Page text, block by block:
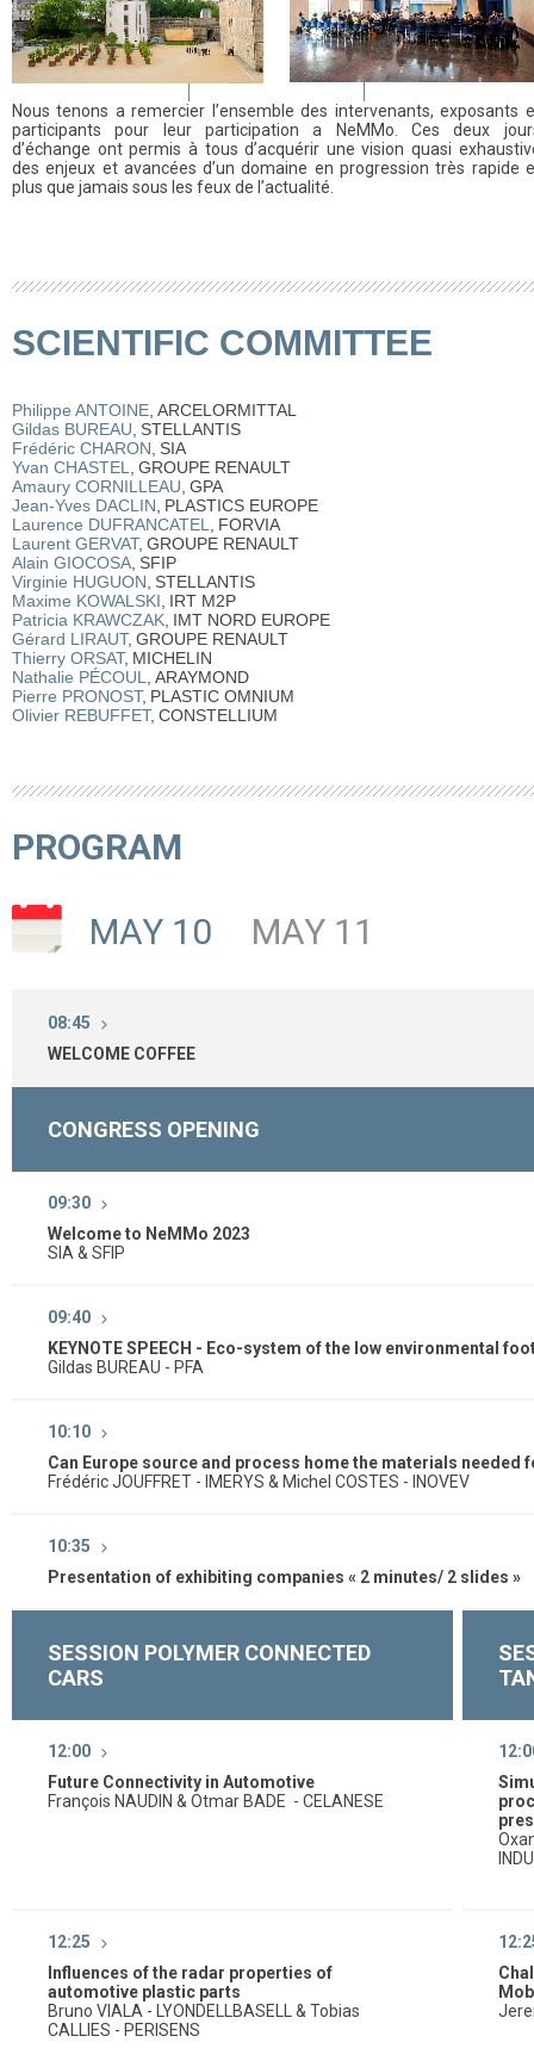
Nous tenons a remercier l’ensemble des intervenants, exposants
participants pour leur participation a NeMMo. Ces deux
d’échange ont permis à tous d’acquérir une vision quasi
des enjeux et avancées d’un domaine en progression très rapide
plus que jamais sous les feux de l’actualité.
SCIENTIFIC COMMITTEE
Philippe ANTOINE, ARCELORMITTAL
Gildas BUREAU, STELLANTIS
Frédéric CHARON, SIA
Yvan CHASTEL, GROUPE RENAULT
Amaury CORNILLEAU, GPA
Jean-Yves DACLIN, PLASTICS EUROPE
Laurence DUFRANCATEL, FORVIA
Laurent GERVAT, GROUPE RENAULT
Alain GIOCOSA, SFIP
Virginie HUGUON, STELLANTIS
Maxime KOWALSKI, IRT M2P
Patricia KRAWCZAK, IMT NORD EUROPE
Gérard LIRAUT, GROUPE RENAULT
Thierry ORSAT, MICHELIN
Nathalie PÉCOUL, ARAYMOND
Pierre PRONOST, PLASTIC OMNIUM
Olivier REBUFFET, CONSTELLIUM
PROGRAM
MAY 10 MAY 11
08:45
WELCOME COFFEE
CONGRESS OPENING
09:30
Welcome to NeMMo 2023
SIA & SFIP
09:40
KEYNOTE SPEECH - Eco-system of the low environmental
Gildas BUREAU - PFA
10:10
Can Europe source and process home the materials needed
Frédéric JOUFFRET - IMERYS & Michel COSTES - INOVEV
10:35
Presentation of exhibiting companies « 2 minutes/ 2 slides »
SESSION POLYMER CONNECTED
CARS
12:00
Future Connectivity in Automotive
François NAUDIN & Otmar BADE - CELANESE
12:25
Influences of the radar properties of
automotive plastic parts
Bruno VIALA - LYONDELLBASELL & Tobias
CALLIES - PERISENS